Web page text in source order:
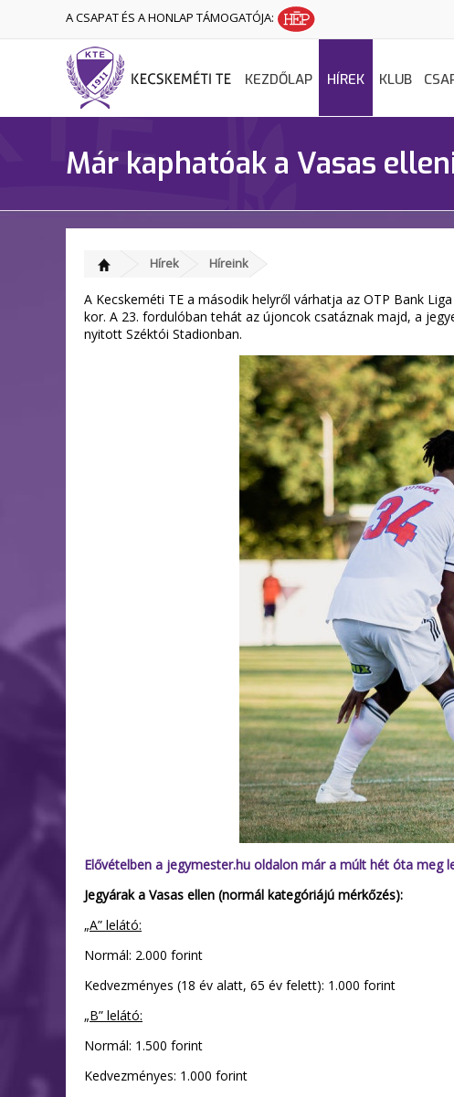
A CSAPAT ÉS A HONLAP TÁMOGATÓJA:
KEZDŐLAP HÍREK KLUB
Már kaphatóak a Vasas
Hírek Híreink
A Kecskeméti TE a második helyről várhatja az OTP Bank
kor. A 23. fordulóban tehát az újoncok csatáznak majd, a
nyitott Széktói Stadionban.
Elővételben a jegymester.hu oldalon már a múlt hét óta meg
Jegyárak a Vasas ellen (normál kategóriájú mérkőzés):
„A” lelátó:
Normál: 2.000 forint
Kedvezményes (18 év alatt, 65 év felett): 1.000 forint
„B” lelátó:
Normál: 1.500 forint
Kedvezményes: 1.000 forint